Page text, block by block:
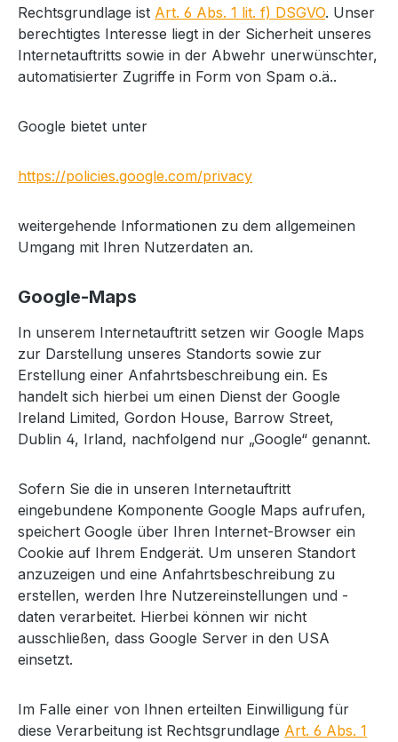
Rechtsgrundlage ist Art. 6 Abs. 1 lit. f) DSGVO. Unser
berechtigtes Interesse liegt in der Sicherheit unseres
Internetauftritts sowie in der Abwehr unerwünschter,
automatisierter Zugriffe in Form von Spam o.ä..
Google bietet unter
https://policies.google.com/privacy
weitergehende Informationen zu dem allgemeinen
Umgang mit Ihren Nutzerdaten an.
Google-Maps
In unserem Internetauftritt setzen wir Google Maps
zur Darstellung unseres Standorts sowie zur
Erstellung einer Anfahrtsbeschreibung ein. Es
handelt sich hierbei um einen Dienst der Google
Ireland Limited, Gordon House, Barrow Street,
Dublin 4, Irland, nachfolgend nur „Google“ genannt.
Sofern Sie die in unseren Internetauftritt
eingebundene Komponente Google Maps aufrufen,
speichert Google über Ihren Internet-Browser ein
Cookie auf Ihrem Endgerät. Um unseren Standort
anzuzeigen und eine Anfahrtsbeschreibung zu
erstellen, werden Ihre Nutzereinstellungen und -
daten verarbeitet. Hierbei können wir nicht
ausschließen, dass Google Server in den USA
einsetzt.
Im Falle einer von Ihnen erteilten Einwilligung für
diese Verarbeitung ist Rechtsgrundlage Art. 6 Abs. 1